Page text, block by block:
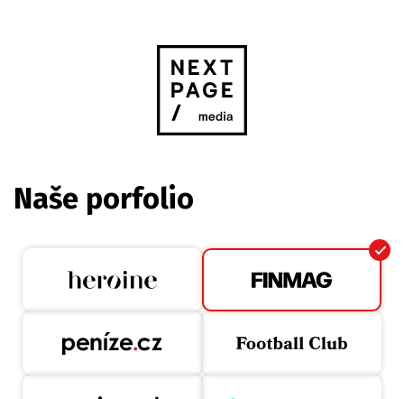
Naše porfolio